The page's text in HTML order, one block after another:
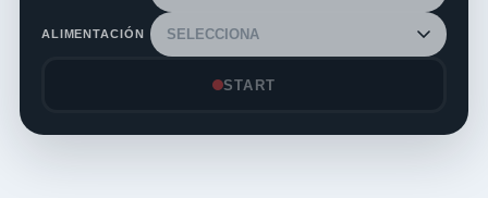
ALIMENTACIÓN
START